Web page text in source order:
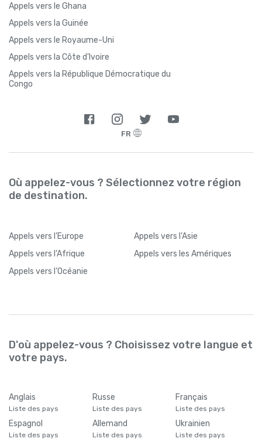
Appels vers le Ghana
Appels vers la Guinée
Appels vers le Royaume-Uni
Appels vers la Côte d'Ivoire
Appels vers la République Démocratique du
Congo
FR
Où appelez-vous ? Sélectionnez votre région
de destination.
Appels vers l’Europe Appels vers l’Asie
Appels vers l’Afrique Appels vers les Amériques
Appels vers l’Océanie
D'où appelez-vous ? Choisissez votre langue et
votre pays.
Anglais
Liste des pays
Russe
Liste des pays
Français
Liste des pays
Espagnol
Liste des pays
Allemand
Liste des pays
Ukrainien
Liste des pays